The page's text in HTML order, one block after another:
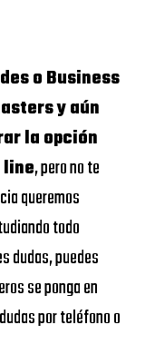
o Business
y aún
la opción
, pero no te
queremos
todo
dudas, puedes
se ponga en
por teléfono o